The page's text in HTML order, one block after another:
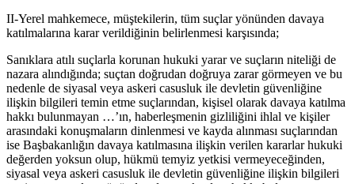
II-Yerel mahkemece, müştekilerin, tüm suçlar yönünden davaya
katılmalarına karar verildiğinin belirlenmesi karşısında;
Sanıklara atılı suçlarla korunan hukuki yarar ve suçların niteliği de
nazara alındığında; suçtan doğrudan doğruya zarar görmeyen ve bu
nedenle de siyasal veya askeri casusluk ile devletin güvenliğine
ilişkin bilgileri temin etme suçlarından, kişisel olarak davaya katılma
hakkı bulunmayan …’ın, haberleşmenin gizliliğini ihlal ve kişiler
arasındaki konuşmaların dinlenmesi ve kayda alınması suçlarından
ise Başbakanlığın davaya katılmasına ilişkin verilen kararlar hukuki
değerden yoksun olup, hükmü temyiz yetkisi vermeyeceğinden,
siyasal veya askeri casusluk ile devletin güvenliğine ilişkin bilgileri